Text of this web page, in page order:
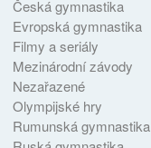
Česká gymnastika
Evropská gymnastika
Filmy a seriály
Mezinárodní závody
Nezařazené
Olympijské hry
Rumunská gymnastika